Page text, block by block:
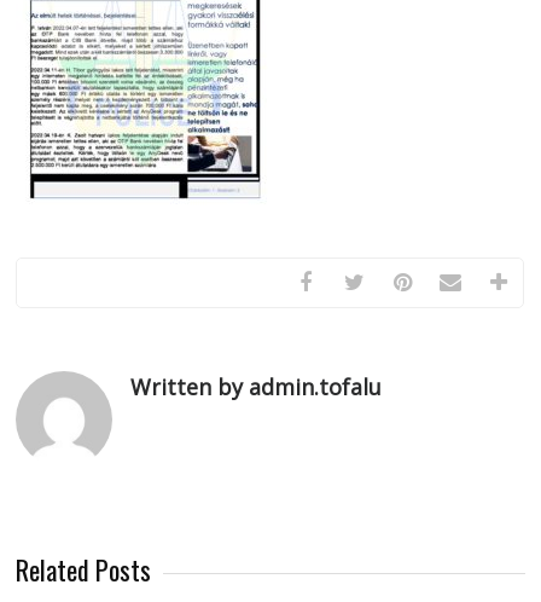
Written by admin.tofalu
Related Posts